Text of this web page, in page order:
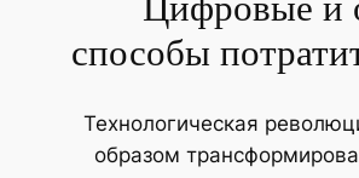
способы
Технологическая
образом